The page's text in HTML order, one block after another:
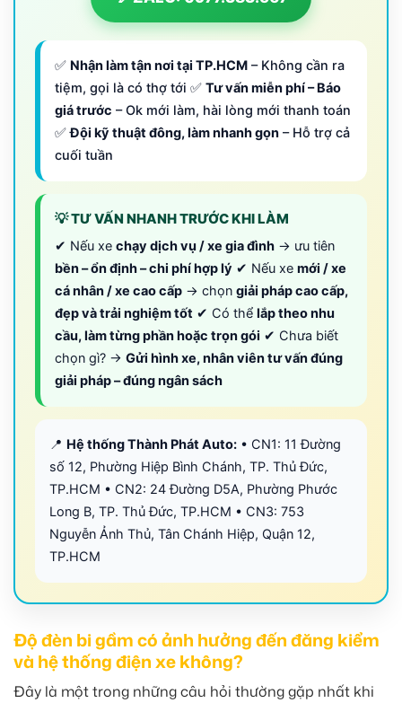
✅ Nhận làm tận nơi tại TP.HCM – Không cần ra
tiệm, gọi là có thợ tới ✅ Tư vấn miễn phí – Báo
giá trước – Ok mới làm, hài lòng mới thanh toán
✅Đội kỹ thuật đông, làm nhanh gọn – Hỗ trợ cả
cuối tuần
💡 TƯ VẤN NHANH TRƯỚC KHI LÀM
✔ Nếu xe chạy dịch vụ / xe gia đình → ưu tiên
bền – ổn định – chi phí hợp lý ✔ Nếu xe mới / xe
cá nhân / xe cao cấp → chọn giải pháp cao cấp,
đẹp và trải nghiệm tốt ✔ Có thể lắp theo nhu
cầu, làm từng phần hoặc trọn gói ✔ Chưa biết
chọn gì? → Gửi hình xe, nhân viên tư vấn đúng
giải pháp – đúng ngân sách
📍 Hệ thống Thành Phát Auto: • CN1: 11 Đường
số 12, Phường Hiệp Bình Chánh, TP. Thủ Đức,
TP.HCM • CN2: 24 Đường D5A, Phường Phước
Long B, TP. Thủ Đức, TP.HCM • CN3: 753
Nguyễn Ảnh Thủ, Tân Chánh Hiệp, Quận 12,
TP.HCM
Độ đèn bi gầm có ảnh hưởng đến đăng kiểm
và hệ thống điện xe không?
Đây là một trong những câu hỏi thường gặp nhất khi